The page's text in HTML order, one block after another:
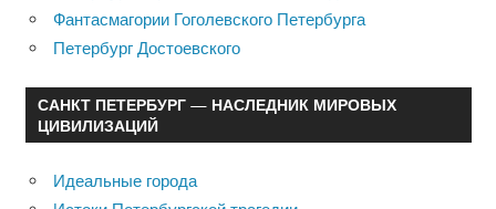
Фантасмагории Гоголевского Петербурга
Петербург Достоевского
САНКТ ПЕТЕРБУРГ — НАСЛЕДНИК МИРОВЫХ
ЦИВИЛИЗАЦИЙ
Идеальные города